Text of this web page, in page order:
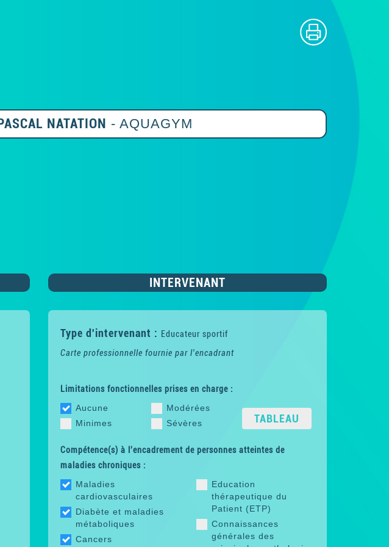
NATATION - AQUAGYM
INTERVENANT
Type d'intervenant : Educateur sportif
Carte professionnelle fournie par l'encadrant
Limitations fonctionnelles prises en charge :
Aucune
Minimes
Modérées
Sévères
TABLEAU
Compétence(s) à l'encadrement de personnes atteintes de
maladies chroniques :
Maladies
cardiovasculaires
Diabète et maladies
métaboliques
Cancers
Education
thérapeutique du
Patient (ETP)
Connaissances
générales des